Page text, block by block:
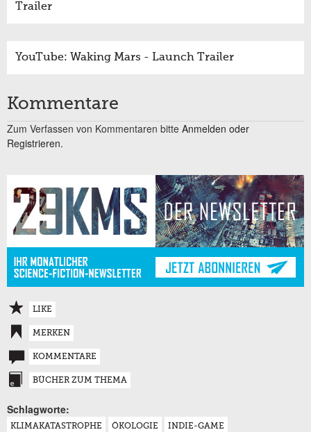
Trailer
YouTube: Waking Mars - Launch Trailer
Kommentare
Zum Verfassen von Kommentaren bitte Anmelden oder
Registrieren.
LIKE
MERKEN
KOMMENTARE
BÜCHER ZUM THEMA
Schlagworte:
KLIMAKATASTROPHE ÖKOLOGIE INDIE-GAME